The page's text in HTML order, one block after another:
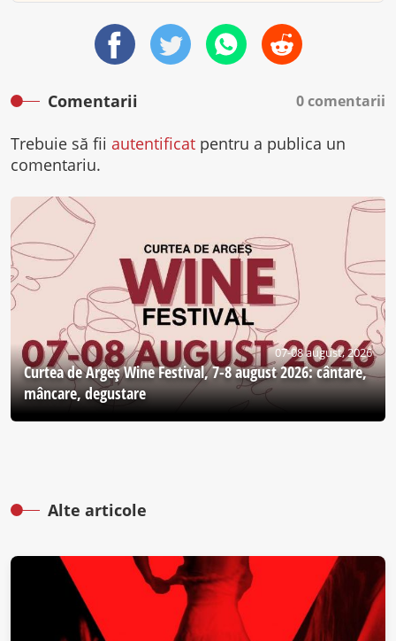
Comentarii 0 comentarii
Trebuie să fii autentificat pentru a publica un
comentariu.
07-08 august, 2026
Curtea de Argeş Wine Festival, 7-8 august 2026: cântare,
mâncare, degustare
Alte articole